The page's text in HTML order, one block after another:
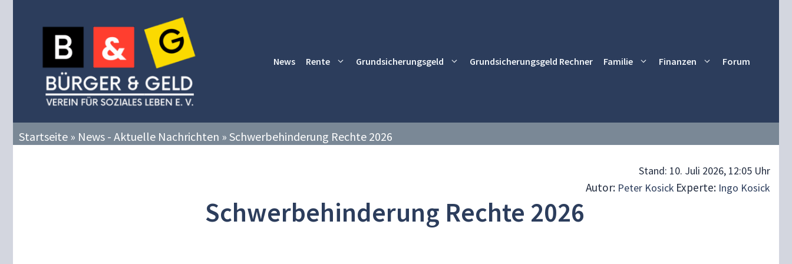
News Rente Grundsicherungsgeld Grundsicherungsgeld Rechner Familie Finanzen Forum
Startseite » News - Aktuelle Nachrichten » Schwerbehinderung Rechte 2026
Stand: 10. Juli 2026, 12:05 Uhr
Autor: Peter Kosick Experte: Ingo Kosick
Schwerbehinderung Rechte 2026